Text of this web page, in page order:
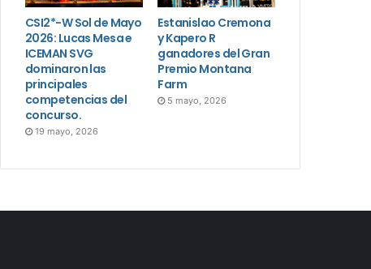
CSI2*-W Sol de Mayo
2026: Lucas Mesa e
ICEMAN SVG
dominaron las
principales
competencias del
concurso.
19 mayo, 2026
Estanislao Cremona
y Kapero R
ganadores del Gran
Premio Montana
Farm
5 mayo, 2026